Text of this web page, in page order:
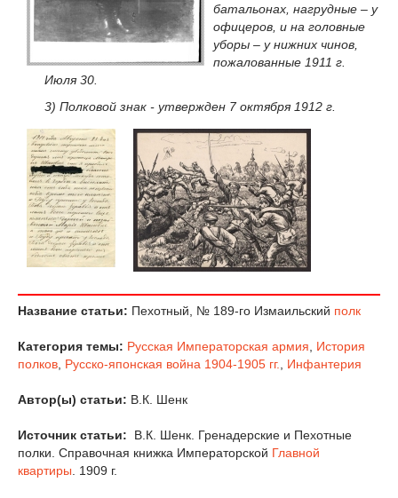
батальонах, нагрудные – у
офицеров, и на головные
уборы – у нижних чинов,
пожалованные 1911 г.
Июля 30.
3) Полковой знак - утвержден 7 октября 1912 г.
Название статьи: Пехотный, № 189-го Измаильский полк
Категория темы: Русская Императорская армия
История
полков Русско-японская война 1904-1905 гг. Инфантерия
Автор(ы) статьи: В.К. Шенк
Источник статьи:
В.К. Шенк. Гренадерские и Пехотные
полки. Справочная книжка Императорской Главной
квартиры . 1909 г.